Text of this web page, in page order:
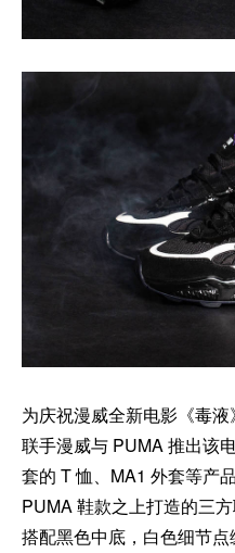
为庆祝漫威全新电影《毒
联手漫威与 PUMA 推出该
套的 T 恤、MA1 外套等产
PUMA 鞋款之上打造的三
搭配黑色中底，白色细节